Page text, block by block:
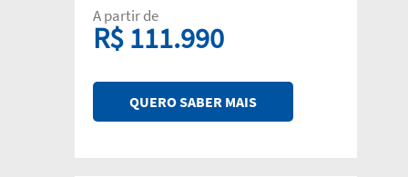
A partir de
R$ 111.990
QUERO SABER MAIS